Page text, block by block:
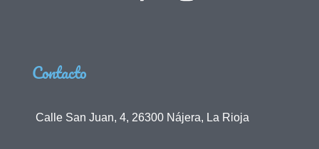
Contacto
Calle San Juan, 4, 26300 Nájera, La Rioja